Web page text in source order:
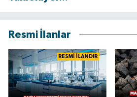
Resmi İlanlar
RESMİ İLANDIR